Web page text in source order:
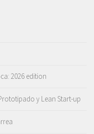
2026 edition
y Lean Start-up